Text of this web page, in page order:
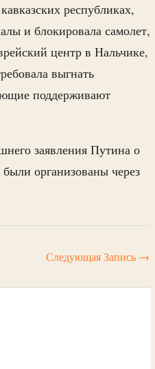
республиках,
и блокировала самолет,
центр в Нальчике,
выгнать
поддерживают
заявления Путина о
организованы через
Следующая Запись →